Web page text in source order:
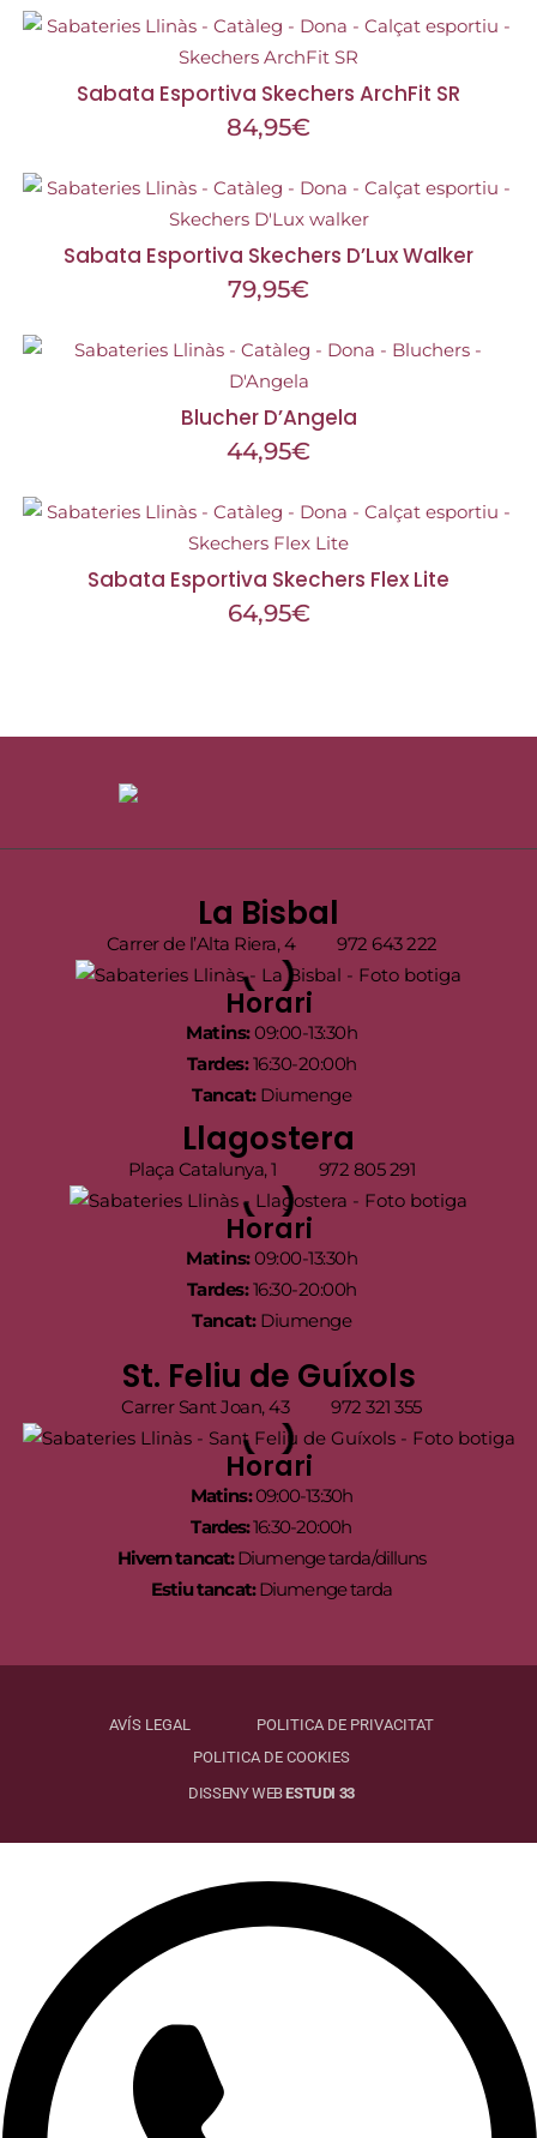
Sabata Esportiva Skechers ArchFit SR
84,95€
Sabata Esportiva Skechers D’Lux Walker
79,95€
Blucher D’Angela
44,95€
Sabata Esportiva Skechers Flex Lite
64,95€
La Bisbal
Carrer de l’Alta Riera, 4 972 643 222
Horari
Matins:09:00-13:30h
Tardes:16:30-20:00h
Tancat:Diumenge
Llagostera
Plaça Catalunya, 1 972 805 291
Horari
Matins:09:00-13:30h
Tardes:16:30-20:00h
Tancat:Diumenge
St. Feliu de Guíxols
Carrer Sant Joan, 43 972 321 355
Horari
Matins:09:00-13:30h
Tardes:16:30-20:00h
Hivern tancat:Diumenge tarda/dilluns
Estiu tancat:Diumenge tarda
AVÍS LEGAL
POLITICA DE PRIVACITAT
POLITICA DE COOKIES
DISSENY WEBESTUDI 33